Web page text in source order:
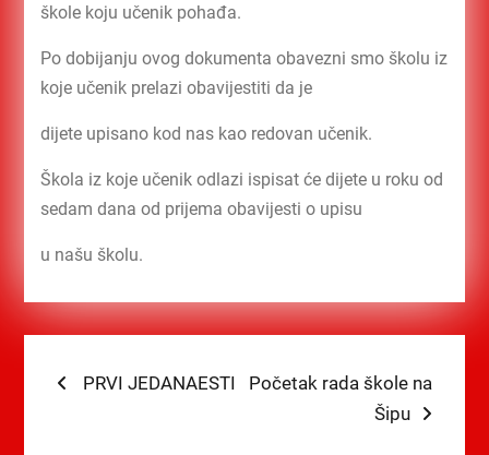
škole koju učenik pohađa.
Po dobijanju ovog dokumenta obavezni smo školu iz
koje učenik prelazi obavijestiti da je
dijete upisano kod nas kao redovan učenik.
Škola iz koje učenik odlazi ispisat će dijete u roku od
sedam dana od prijema obavijesti o upisu
u našu školu.
Navigacija
Previous
PRVI JEDANAESTI
Next
Početak rada škole na
Šipu